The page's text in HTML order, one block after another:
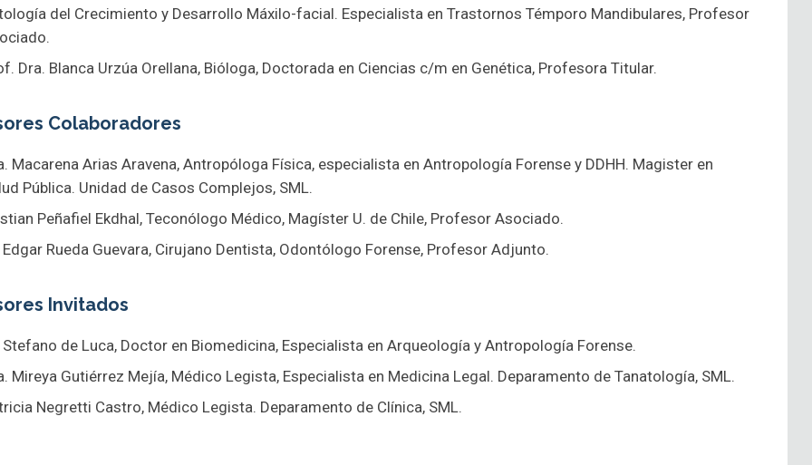
del Crecimiento y Desarrollo Máxilo-facial. Especialista en Trastornos Témporo Mandibulares, Profesor
Dra. Blanca Urzúa Orellana, Bióloga, Doctorada en Ciencias c/m en Genética, Profesora Titular.
Colaboradores
Macarena Arias Aravena, Antropóloga Física, especialista en Antropología Forense y DDHH. Magister en
Pública. Unidad de Casos Complejos, SML.
Peñafiel Ekdhal, Teconólogo Médico, Magíster U. de Chile, Profesor Asociado.
Edgar Rueda Guevara, Cirujano Dentista, Odontólogo Forense, Profesor Adjunto.
Invitados
Stefano de Luca, Doctor en Biomedicina, Especialista en Arqueología y Antropología Forense.
Mireya Gutiérrez Mejía, Médico Legista, Especialista en Medicina Legal. Deparamento de Tanatología, SML.
Negretti Castro, Médico Legista. Deparamento de Clínica, SML.